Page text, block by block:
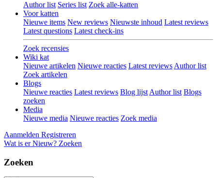
Author list Series list Zoek alle-katten
Voor katten
Nieuwe items New reviews Nieuwste inhoud Latest reviews
Latest questions Latest check-ins
Zoek recensies
Wiki kat
Nieuwe artikelen Nieuwe reacties Latest reviews Author list
Zoek artikelen
Blogs
Nieuwe reacties Latest reviews Blog lijst Author list Blogs
zoeken
Media
Nieuwe media Nieuwe reacties Zoek media
Aanmelden Registreren
Wat is er Nieuw? Zoeken
Zoeken